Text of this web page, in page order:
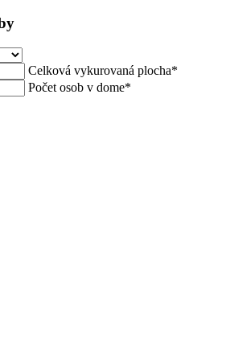
Celková vykurovaná plocha*
Počet osob v dome*